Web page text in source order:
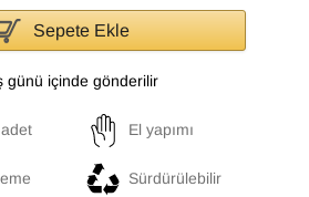
Sepete Ekle
günü içinde gönderilir
El yapımı
Sürdürülebilir